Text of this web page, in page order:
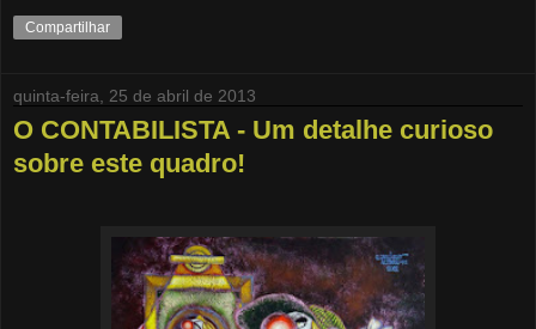
Compartilhar
quinta-feira, 25 de abril de 2013
O CONTABILISTA - Um detalhe curioso
sobre este quadro!